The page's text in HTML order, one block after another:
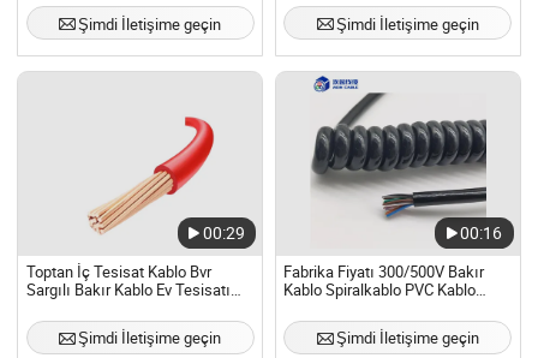
Yeraltı Zırhlı Bakır Kablo
Şimdi İletişime geçin
Bakır Kablo
Şimdi İletişime geçin
00:29
Toptan İç Tesisat Kablo Bvr
Sargılı Bakır Kablo Ev Tesisatı
Şimdi İletişime geçin
00:16
Fabrika Fiyatı 300/500V Bakır
Kablo Spiralkablo PVC Kablo
Şimdi İletişime geçin